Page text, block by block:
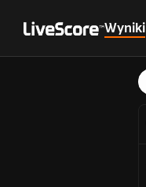
Wyniki